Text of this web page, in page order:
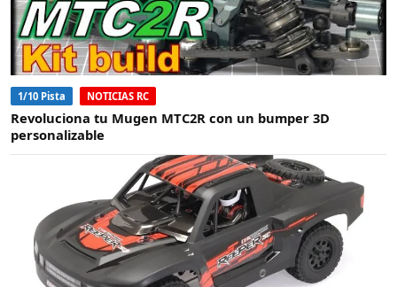
1/10 Pista NOTICIAS RC
Revoluciona tu Mugen MTC2R con un bumper 3D
personalizable